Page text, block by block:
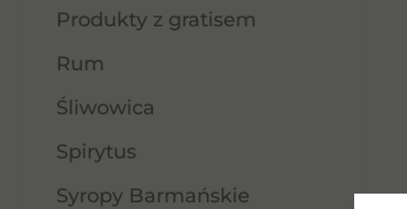
Produkty z gratisem
Rum
Śliwowica
Spirytus
Syropy Barmańskie